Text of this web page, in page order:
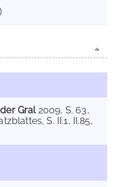
Gral2009, S. 63,
S. II.1, II.85,